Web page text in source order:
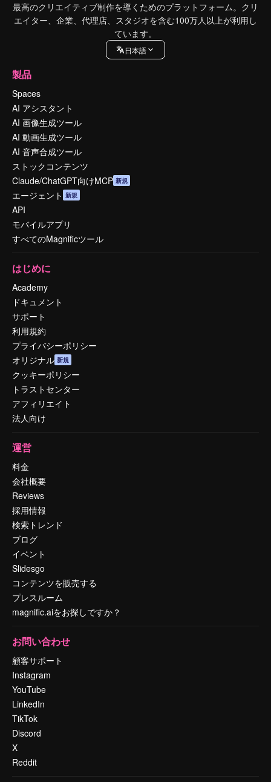
最高のクリエイティブ制作を導くためのプラットフォーム。クリ
エイター、企業、代理店、スタジオを含む100万人以上が利用し
ています。
日本語
製品
Spaces
AI アシスタント
AI 画像生成ツール
AI 動画生成ツール
AI 音声合成ツール
ストックコンテンツ
Claude/ChatGPT向けMCP 新規
エージェント 新規
API
モバイルアプリ
すべてのMagnificツール
はじめに
Academy
ドキュメント
サポート
利用規約
プライバシーポリシー
オリジナル 新規
クッキーポリシー
トラストセンター
アフィリエイト
法人向け
運営
料金
会社概要
Reviews
採用情報
検索トレンド
ブログ
イベント
Slidesgo
コンテンツを販売する
プレスルーム
magnific.aiをお探しですか？
お問い合わせ
顧客サポート
Instagram
YouTube
LinkedIn
TikTok
Discord
X
Reddit